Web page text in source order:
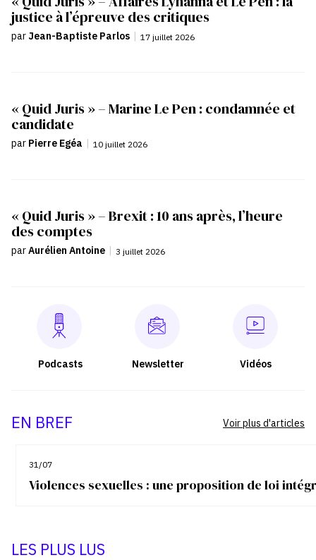
justice à l’épreuve des critiques
par Jean-Baptiste Parlos | 17 juillet 2026
« Quid Juris » – Marine Le Pen : condamnée et
candidate
par Pierre Egéa | 10 juillet 2026
« Quid Juris » – Brexit : 10 ans après, l’heure
des comptes
parAurélien Antoine | 3 juillet 2026
Podcasts Newsletter Vidéos
EN BREF
31/07
Violences sexuelles : une proposition de loi
Voir plus d'articles
LES PLUS LUS